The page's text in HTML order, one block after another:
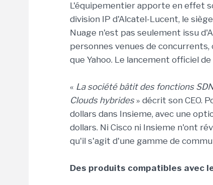
L'équipementier apporte en effet
division IP d'Alcatel-Lucent, le
Nuage n'est pas seulement issu
personnes venues de
que Yahoo. Le lancement officiel
« La société bâtit des fonctions
Clouds hybrides » décrit son CEO.
dollars dans Insieme, avec une
dollars. Ni Cisco ni Insieme n'ont
qu'il s'agit d'une gamme de
Des produits compatibles avec